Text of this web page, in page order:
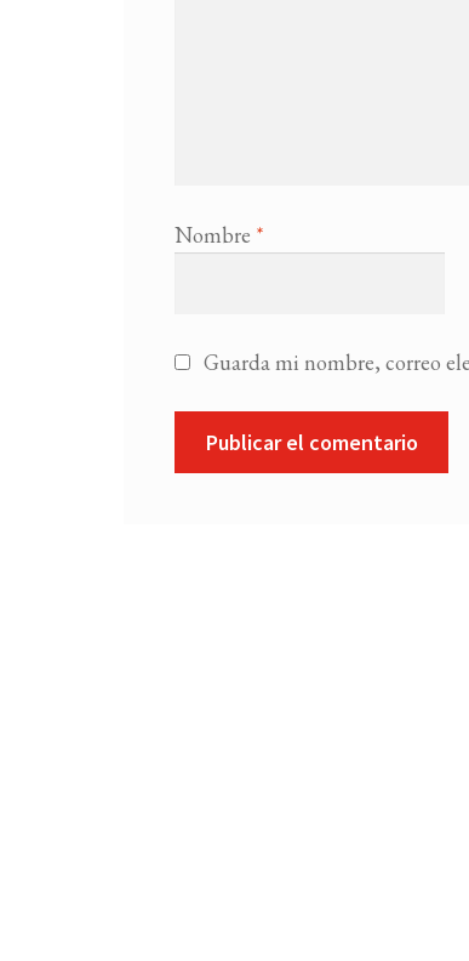
Nombre *
Guarda mi nombre, correo